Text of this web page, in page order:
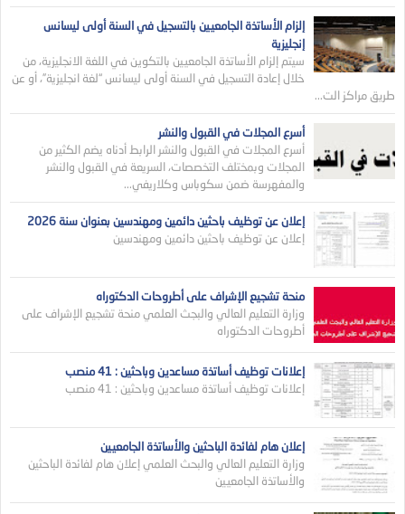
إلزام الأساتذة الجامعيين بالتسجيل في السنة أولى ليسانس
إنجليزية
سيتم إلزام الأساتذة الجامعيين بالتكوين في اللغة الانجليزية، من
خلال إعادة التسجيل في السنة أولى ليسانس “لغة انجليزية”، أو عن
طريق مراكز الت...
أسرع المجلات في القبول والنشر
أسرع المجلات في القبول والنشر الرابط أدناه يضم الكثير من
المجلات وبمختلف التخصصات، السريعة في القبول والنشر
والمفهرسة ضمن سكوباس وكلاريفي...
إعلان عن توظيف باحثين دائمين ومهندسين بعنوان سنة 2026
إعلان عن توظيف باحثين دائمين ومهندسين
منحة تشجيع الإشراف على أطروحات الدكتوراه
وزارة التعليم العالي والبجث العلمي منحة تشجيع الإشراف على
أطروحات الدكتوراه
إعلانات توظيف أساتذة مساعدين وباحثين : 41 منصب
إعلانات توظيف أساتذة مساعدين وباحثين : 41 منصب
إعلان هام لفائدة الباحثين والأساتذة الجامعيين
وزارة التعليم العالي والبحث العلمي إعلان هام لفائدة الباحثين
والأساتذة الجامعيين